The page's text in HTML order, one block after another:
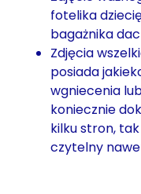
fotelika
bagażnika
Zdjęcia
posiada
wgniecenia
koniecznie
kilku stron,
czytelny